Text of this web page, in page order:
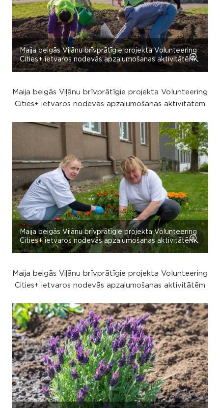
Maija beigās Viļānu brīvprātīgie projekta Volunteering
Cities+ ietvaros nodevās apzaļumošanas aktivitātēm
Maija beigās Viļānu brīvprātīgie projekta Volunteering
Cities+ ietvaros nodevās apzaļumošanas aktivitātēm
Maija beigās Viļānu brīvprātīgie projekta Volunteering
Cities+ ietvaros nodevās apzaļumošanas aktivitātēm
Maija beigās Viļānu brīvprātīgie projekta Volunteering
Cities+ ietvaros nodevās apzaļumošanas aktivitātēm